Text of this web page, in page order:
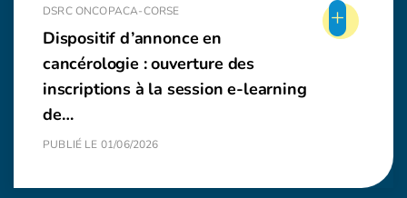
DSRC ONCOPACA-CORSE
Dispositif d’annonce en
cancérologie : ouverture des
inscriptions à la session e-learning
de…
PUBLIÉ LE 01/06/2026
+